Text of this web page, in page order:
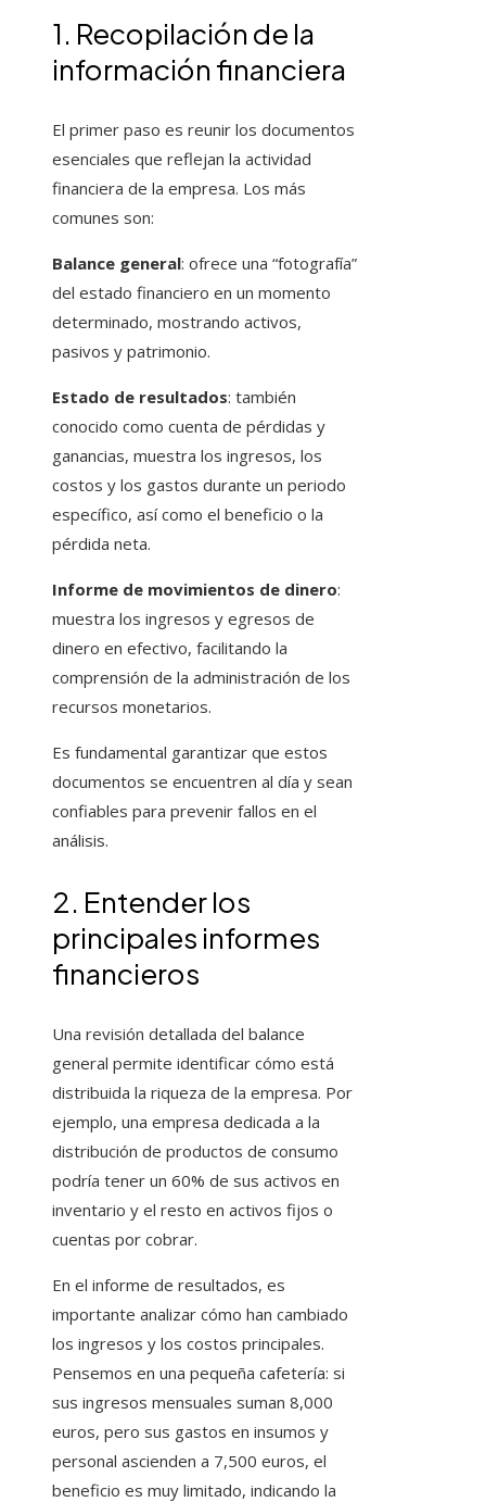
1. Recopilación de la
información financiera
El primer paso es reunir los documentos
esenciales que reflejan la actividad
financiera de la empresa. Los más
comunes son:
Balance general: ofrece una “fotografía”
del estado financiero en un momento
determinado, mostrando activos,
pasivos y patrimonio.
Estado de resultados: también
conocido como cuenta de pérdidas y
ganancias, muestra los ingresos, los
costos y los gastos durante un periodo
específico, así como el beneficio o la
pérdida neta.
Informe de movimientos de dinero:
muestra los ingresos y egresos de
dinero en efectivo, facilitando la
comprensión de la administración de los
recursos monetarios.
Es fundamental garantizar que estos
documentos se encuentren al día y sean
confiables para prevenir fallos en el
análisis.
2. Entender los
principales informes
financieros
Una revisión detallada del balance
general permite identificar cómo está
distribuida la riqueza de la empresa. Por
ejemplo, una empresa dedicada a la
distribución de productos de consumo
podría tener un 60% de sus activos en
inventario y el resto en activos fijos o
cuentas por cobrar.
En el informe de resultados, es
importante analizar cómo han cambiado
los ingresos y los costos principales.
Pensemos en una pequeña cafetería: si
sus ingresos mensuales suman 8,000
euros, pero sus gastos en insumos y
personal ascienden a 7,500 euros, el
beneficio es muy limitado, indicando la